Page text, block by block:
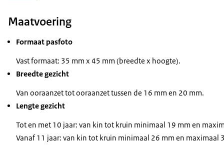
Maatvoering
Formaat pasfoto
Vast formaat: 35 mm x 45 mm (breedte x hoogte).
Breedte gezicht
Van ooraanzet tot ooraanzet tussen de 16 mm en 20 mm.
Lengte gezicht
Tot en met 10 jaar: van kin tot kruin minimaal 19 mm en
Vanaf 11 jaar: van kin tot kruin minimaal 26 mm en maximaal